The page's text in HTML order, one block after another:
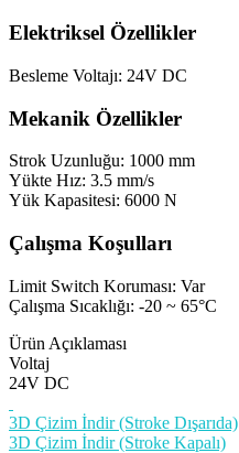
Elektriksel Özellikler
Besleme Voltajı: 24V DC
Mekanik Özellikler
Strok Uzunluğu: 1000 mm
Yükte Hız: 3.5 mm/s
Yük Kapasitesi: 6000 N
Çalışma Koşulları
Limit Switch Koruması: Var
Çalışma Sıcaklığı: -20 ~ 65°C
Ürün Açıklaması
Voltaj
24V DC
3D Çizim İndir (Stroke Dışarıda)
3D Çizim İndir (Stroke Kapalı)